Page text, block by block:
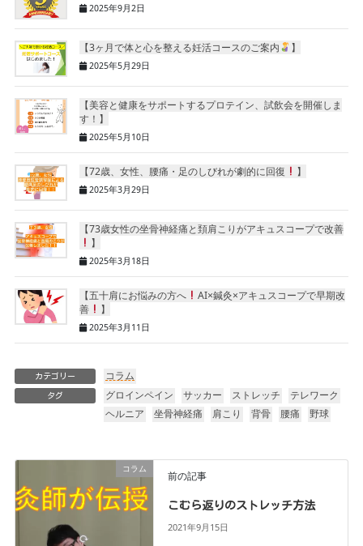
2025年9月2日
【3ヶ月で体と心を整える妊活コースのご案内 】
2025年5月29日
【美容と健康をサポートするプロテイン、試飲会を開催しま
す！】
2025年5月10日
【72歳、女性、腰痛・足のしびれが劇的に回復 】
2025年3月29日
【73歳女性の坐骨神経痛と頚肩こりがアキュスコープで改善
】
2025年3月18日
【五十肩にお悩みの方へ
AI×鍼灸×アキュスコープで早期改
善
】
2025年3月11日
カテゴリー コラム
タグ グロインペイン サッカー ストレッチ
テレワーク
ヘルニア
坐骨神経痛 肩こり 背骨 腰痛 野球
コラム
前の記事
こむら返りのストレッチ方法
2021年9月15日